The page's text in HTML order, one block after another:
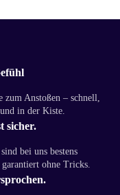
Anstoßen – schnell,
in der Kiste.
sicher.
bei uns bestens
ohne Tricks.